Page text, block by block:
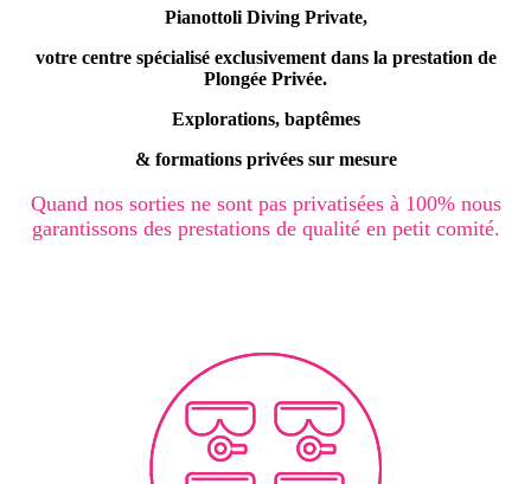
Pianottoli Diving Private,
votre centre spécialisé exclusivement dans la prestation de
Plongée Privée.
Explorations, baptêmes
& formations privées sur mesure
Quand nos sorties ne sont pas privatisées à 100% nous
garantissons des prestations de qualité en petit comité.